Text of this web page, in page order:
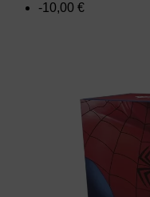
-10,00 €